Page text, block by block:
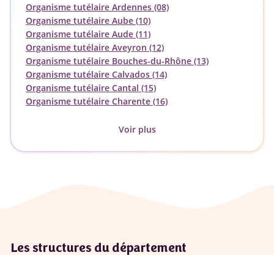
Organisme tutélaire Ardennes (08)
Organisme tutélaire Aube (10)
Organisme tutélaire Aude (11)
Organisme tutélaire Aveyron (12)
Organisme tutélaire Bouches-du-Rhône (13)
Organisme tutélaire Calvados (14)
Organisme tutélaire Cantal (15)
Organisme tutélaire Charente (16)
Voir plus
Les structures du département